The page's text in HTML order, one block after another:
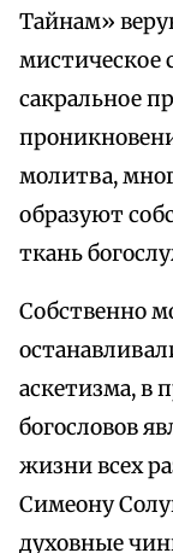
Тайнам»
мистическое
сакральное
молитва,
образуют
ткань
Собственно
аскетизма, в
богословов
жизни всех
Симеону
духовные